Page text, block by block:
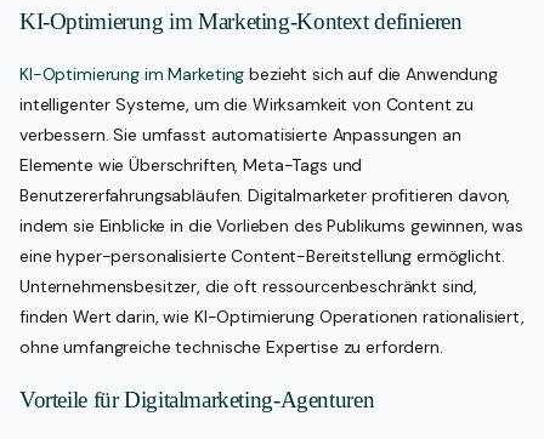
KI-Optimierung im Marketing-Kontext definieren
KI-Optimierung im Marketing bezieht sich auf die Anwendung
intelligenter Systeme, um die Wirksamkeit von Content zu
verbessern. Sie umfasst automatisierte Anpassungen an
Elemente wie Überschriften, Meta-Tags und
Benutzererfahrungsabläufen. Digitalmarketer profitieren davon,
indem sie Einblicke in die Vorlieben des Publikums gewinnen, was
eine hyper-personalisierte Content-Bereitstellung ermöglicht.
Unternehmensbesitzer, die oft ressourcenbeschränkt sind,
finden Wert darin, wie KI-Optimierung Operationen rationalisiert,
ohne umfangreiche technische Expertise zu erfordern.
Vorteile für Digitalmarketing-Agenturen